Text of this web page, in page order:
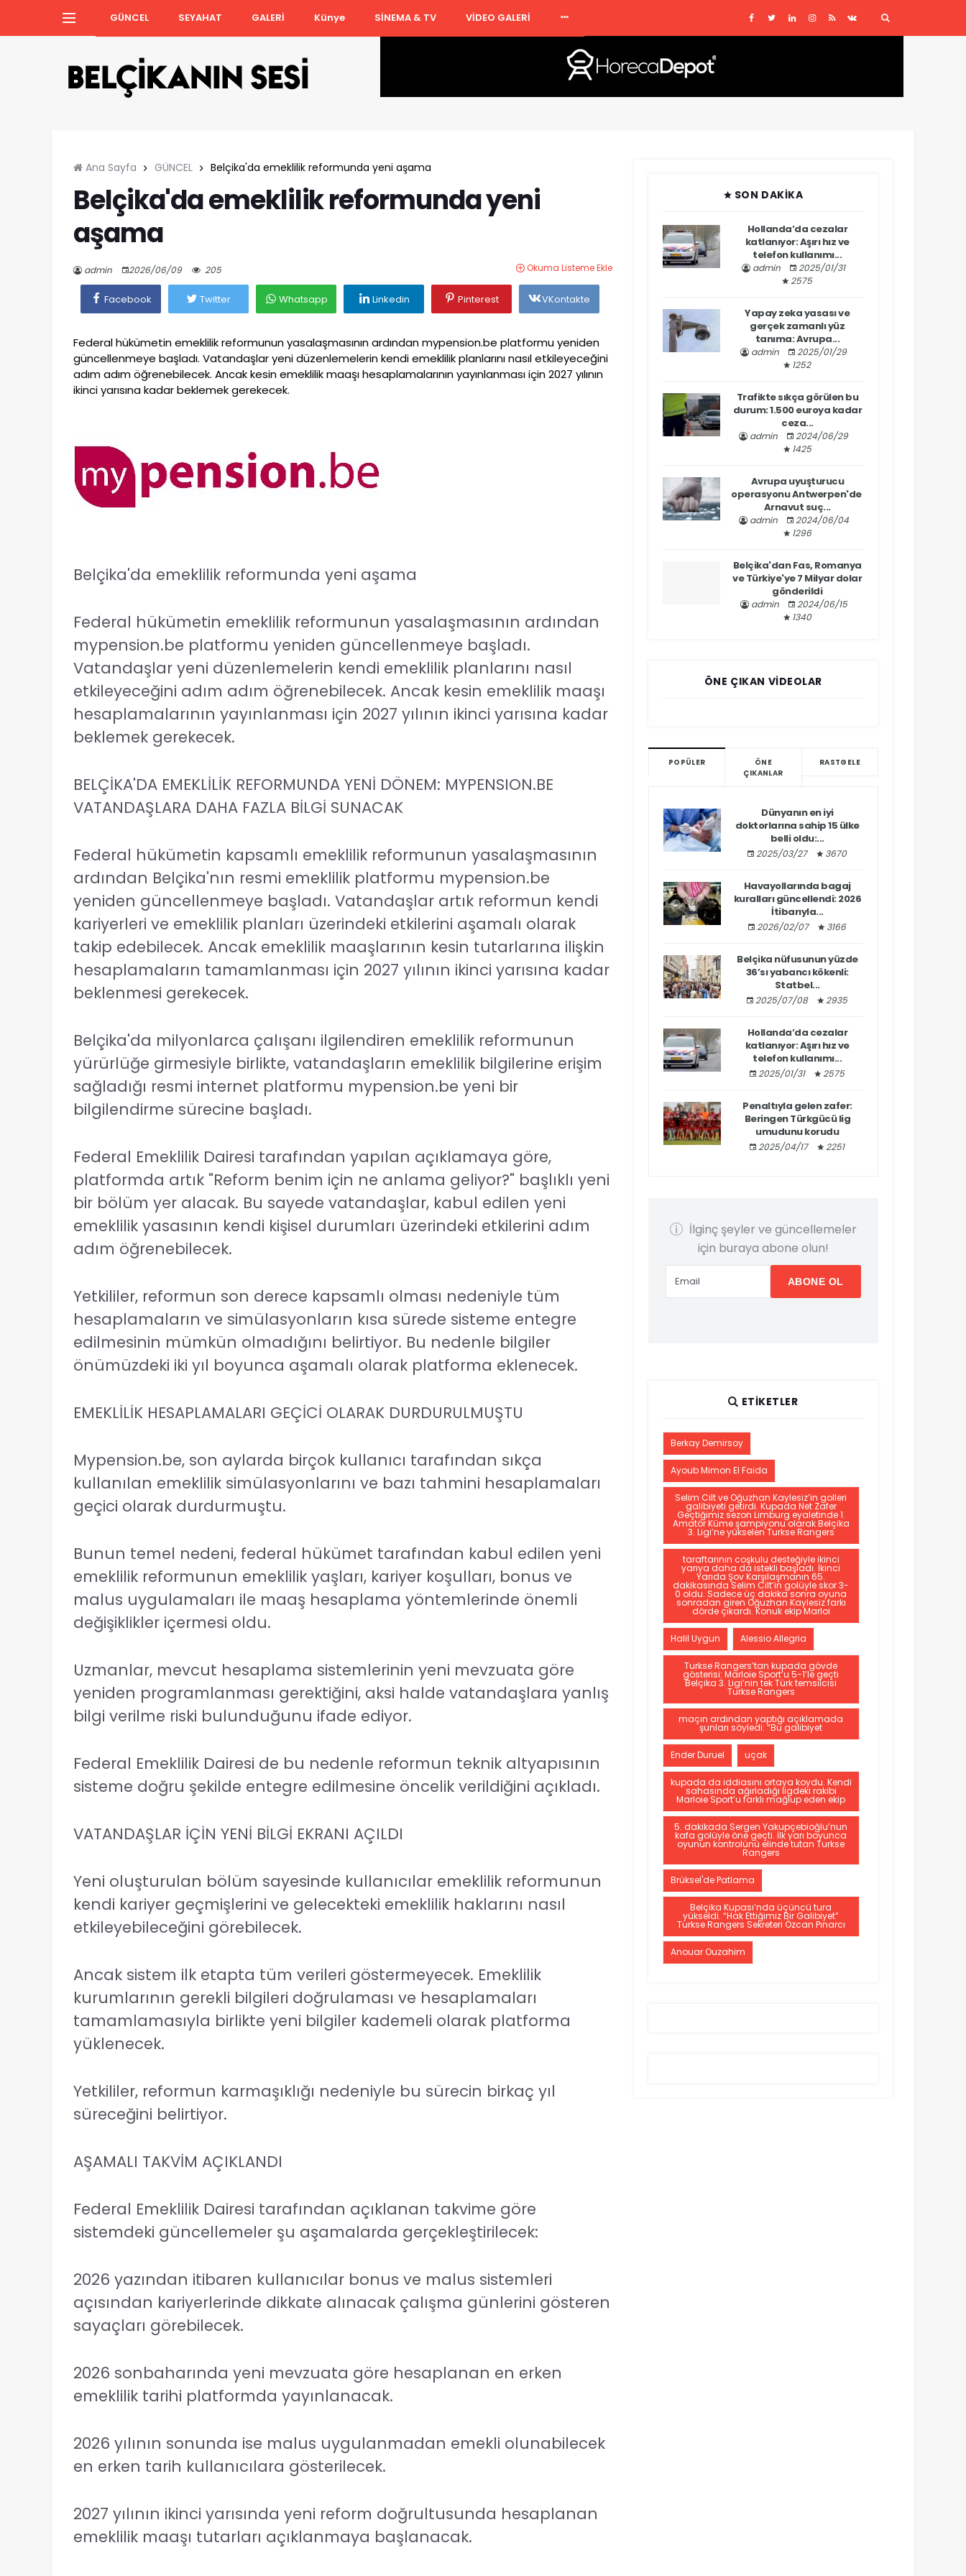
GÜNCEL SEYAHAT GALERİ Künye SİNEMA & TV VİDEO GALERİ
Ana Sayfa GÜNCEL Belçika'da emeklilik reformunda yeni aşama
Belçika'da emeklilik reformunda yeni
aşama
admin 2026/06/09 205 Okuma Listeme Ekle
Facebook Twitter Whatsapp Linkedin Pinterest VKontakte
Federal hükümetin emeklilik reformunun yasalaşmasının ardından mypension.be platformu yeniden
güncellenmeye başladı. Vatandaşlar yeni düzenlemelerin kendi emeklilik planlarını nasıl etkileyeceğini
adım adım öğrenebilecek. Ancak kesin emeklilik maaşı hesaplamalarının yayınlanması için 2027 yılının
ikinci yarısına kadar beklemek gerekecek.
Belçika'da emeklilik reformunda yeni aşama
Federal hükümetin emeklilik reformunun yasalaşmasının ardından
mypension.be platformu yeniden güncellenmeye başladı.
Vatandaşlar yeni düzenlemelerin kendi emeklilik planlarını nasıl
etkileyeceğini adım adım öğrenebilecek. Ancak kesin emeklilik maaşı
hesaplamalarının yayınlanması için 2027 yılının ikinci yarısına kadar
beklemek gerekecek.
BELÇİKA'DA EMEKLİLİK REFORMUNDA YENİ DÖNEM: MYPENSION.BE
VATANDAŞLARA DAHA FAZLA BİLGİ SUNACAK
Federal hükümetin kapsamlı emeklilik reformunun yasalaşmasının
ardından Belçika'nın resmi emeklilik platformu mypension.be
yeniden güncellenmeye başladı. Vatandaşlar artık reformun kendi
kariyerleri ve emeklilik planları üzerindeki etkilerini aşamalı olarak
takip edebilecek. Ancak emeklilik maaşlarının kesin tutarlarına ilişkin
hesaplamaların tamamlanması için 2027 yılının ikinci yarısına kadar
beklenmesi gerekecek.
Belçika'da milyonlarca çalışanı ilgilendiren emeklilik reformunun
yürürlüğe girmesiyle birlikte, vatandaşların emeklilik bilgilerine erişim
sağladığı resmi internet platformu mypension.be yeni bir
bilgilendirme sürecine başladı.
Federal Emeklilik Dairesi tarafından yapılan açıklamaya göre,
platformda artık "Reform benim için ne anlama geliyor?" başlıklı yeni
bir bölüm yer alacak. Bu sayede vatandaşlar, kabul edilen yeni
emeklilik yasasının kendi kişisel durumları üzerindeki etkilerini adım
adım öğrenebilecek.
Yetkililer, reformun son derece kapsamlı olması nedeniyle tüm
hesaplamaların ve simülasyonların kısa sürede sisteme entegre
edilmesinin mümkün olmadığını belirtiyor. Bu nedenle bilgiler
önümüzdeki iki yıl boyunca aşamalı olarak platforma eklenecek.
EMEKLİLİK HESAPLAMALARI GEÇİCİ OLARAK DURDURULMUŞTU
Mypension.be, son aylarda birçok kullanıcı tarafından sıkça
kullanılan emeklilik simülasyonlarını ve bazı tahmini hesaplamaları
geçici olarak durdurmuştu.
Bunun temel nedeni, federal hükümet tarafından kabul edilen yeni
emeklilik reformunun emeklilik yaşları, kariyer koşulları, bonus ve
malus uygulamaları ile maaş hesaplama yöntemlerinde önemli
değişiklikler içermesi oldu.
Uzmanlar, mevcut hesaplama sistemlerinin yeni mevzuata göre
yeniden programlanması gerektiğini, aksi halde vatandaşlara yanlış
bilgi verilme riski bulunduğunu ifade ediyor.
Federal Emeklilik Dairesi de bu nedenle reformun teknik altyapısının
sisteme doğru şekilde entegre edilmesine öncelik verildiğini açıkladı.
VATANDAŞLAR İÇİN YENİ BİLGİ EKRANI AÇILDI
Yeni oluşturulan bölüm sayesinde kullanıcılar emeklilik reformunun
kendi kariyer geçmişlerini ve gelecekteki emeklilik haklarını nasıl
etkileyebileceğini görebilecek.
Ancak sistem ilk etapta tüm verileri göstermeyecek. Emeklilik
kurumlarının gerekli bilgileri doğrulaması ve hesaplamaları
tamamlamasıyla birlikte yeni bilgiler kademeli olarak platforma
yüklenecek.
Yetkililer, reformun karmaşıklığı nedeniyle bu sürecin birkaç yıl
süreceğini belirtiyor.
AŞAMALI TAKVİM AÇIKLANDI
Federal Emeklilik Dairesi tarafından açıklanan takvime göre
sistemdeki güncellemeler şu aşamalarda gerçekleştirilecek:
2026 yazından itibaren kullanıcılar bonus ve malus sistemleri
açısından kariyerlerinde dikkate alınacak çalışma günlerini gösteren
sayaçları görebilecek.
2026 sonbaharında yeni mevzuata göre hesaplanan en erken
emeklilik tarihi platformda yayınlanacak.
2026 yılının sonunda ise malus uygulanmadan emekli olunabilecek
en erken tarih kullanıcılara gösterilecek.
2027 yılının ikinci yarısında yeni reform doğrultusunda hesaplanan
emeklilik maaşı tutarları açıklanmaya başlanacak.
SON DAKIKA
Hollanda’da cezalar
katlanıyor: Aşırı hız ve
telefon kullanımı...
admin
2025/01/31
2575
Yapay zeka yasası ve
gerçek zamanlı yüz
tanıma: Avrupa...
admin
2025/01/29
1252
Trafikte sıkça görülen bu
durum: 1.500 euroya kadar
ceza...
admin
2024/06/29
1425
Avrupa uyuşturucu
operasyonu Antwerpen'de
Arnavut suç...
admin
2024/06/04
1296
Belçika'dan Fas, Romanya
ve Türkiye'ye 7 Milyar dolar
gönderildi
admin
2024/06/15
1340
ÖNE ÇIKAN VIDEOLAR
POPÜLER
ÖNE
ÇIKANLAR
RASTGELE
Dünyanın en iyi
doktorlarına sahip 15 ülke
belli oldu:...
2025/03/27 3670
Havayollarında bagaj
kuralları güncellendi: 2026
İtibarıyla...
2026/02/07 3166
Belçika nüfusunun yüzde
36’sı yabancı kökenli:
Statbel...
2025/07/08 2935
Hollanda’da cezalar
katlanıyor: Aşırı hız ve
telefon kullanımı...
2025/01/31 2575
Penaltıyla gelen zafer:
Beringen Türkgücü lig
umudunu korudu
2025/04/17 2251
İlginç şeyler ve güncellemeler
için buraya abone olun!
ETIKETLER
Berkay Demirsoy
Ayoub Mimon El Faida
Selim Cilt ve Oğuzhan Kaylesiz’in golleri
galibiyeti getirdi. Kupada Net Zafer
Geçtiğimiz sezon Limburg eyaletinde 1.
Amatör Küme şampiyonu olarak Belçika
3. Ligi’ne yükselen Turkse Rangers
taraftarının coşkulu desteğiyle ikinci
yarıya daha da istekli başladı. İkinci
Yarıda Şov Karşılaşmanın 65.
dakikasında Selim Cilt’in golüyle skor 3-
0 oldu. Sadece üç dakika sonra oyuna
sonradan giren Oğuzhan Kaylesiz farkı
dörde çıkardı. Konuk ekip Marloi
Halil Uygun Alessio Allegria
Turkse Rangers’tan kupada gövde
gösterisi: Marloie Sport’u 5-1’le geçti
Belçika 3. Ligi’nin tek Türk temsilcisi
Turkse Rangers
maçın ardından yaptığı açıklamada
şunları söyledi: “Bu galibiyet
Ender Duruel uçak
kupada da iddiasını ortaya koydu. Kendi
sahasında ağırladığı ligdeki rakibi
Marloie Sport’u farklı mağlup eden ekip
5. dakikada Sergen Yakupçebioğlu’nun
kafa golüyle öne geçti. İlk yarı boyunca
oyunun kontrolünü elinde tutan Turkse
Rangers
Brüksel'de Patlama
Belçika Kupası’nda üçüncü tura
yükseldi. “Hak Ettiğimiz Bir Galibiyet”
Turkse Rangers Sekreteri Özcan Pınarcı
Anouar Ouzahim